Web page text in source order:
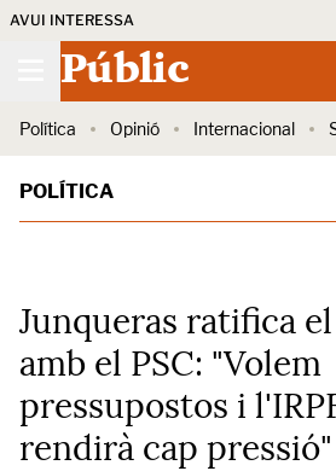
AVUI INTERESSA
Públic
Política Opinió Internacional
POLÍTICA
Junqueras ratifica
amb el PSC: "Volem
pressupostos i
rendirà cap pressió"